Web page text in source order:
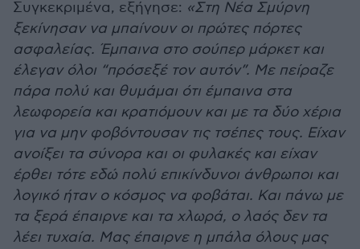
Συγκεκριμένα, εξήγησε: «Στη Νέα Σμύρνη
ξεκίνησαν να μπαίνουν οι πρώτες πόρτες
ασφαλείας. Έμπαινα στο σούπερ μάρκετ και
έλεγαν όλοι “πρόσεξέ τον αυτόν”. Με πείραζε
πάρα πολύ και θυμάμαι ότι έμπαινα στα
λεωφορεία και κρατιόμουν και με τα δύο χέρια
για να μην φοβόντουσαν τις τσέπες τους. Είχαν
ανοίξει τα σύνορα και οι φυλακές και είχαν
έρθει τότε εδώ πολύ επικίνδυνοι άνθρωποι και
λογικό ήταν ο κόσμος να φοβάται. Και πάνω με
τα ξερά έπαιρνε και τα χλωρά, ο λαός δεν τα
λέει τυχαία. Μας έπαιρνε η μπάλα όλους μας